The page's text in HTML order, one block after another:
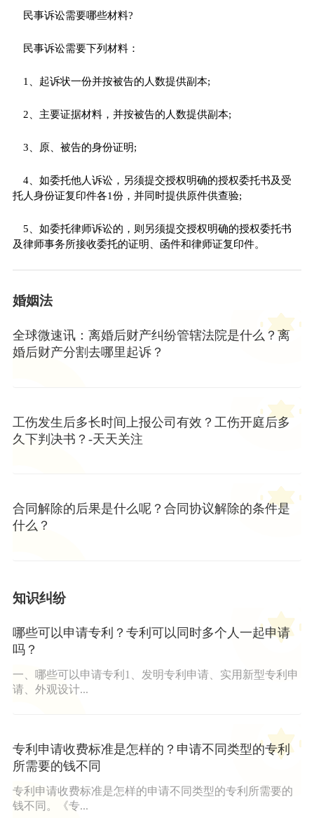
民事诉讼需要哪些材料?
民事诉讼需要下列材料：
1、起诉状一份并按被告的人数提供副本;
2、主要证据材料，并按被告的人数提供副本;
3、原、被告的身份证明;
4、如委托他人诉讼，另须提交授权明确的授权委托书及受
托人身份证复印件各1份，并同时提供原件供查验;
5、如委托律师诉讼的，则另须提交授权明确的授权委托书
及律师事务所接收委托的证明、函件和律师证复印件。
婚姻法
全球微速讯：离婚后财产纠纷管辖法院是什么？离
婚后财产分割去哪里起诉？
工伤发生后多长时间上报公司有效？工伤开庭后多
久下判决书？-天天关注
合同解除的后果是什么呢？合同协议解除的条件是
什么？
知识纠纷
哪些可以申请专利？专利可以同时多个人一起申请
吗？
一、哪些可以申请专利1、发明专利申请、实用新型专利申
请、外观设计...
专利申请收费标准是怎样的？申请不同类型的专利
所需要的钱不同
专利申请收费标准是怎样的申请不同类型的专利所需要的
钱不同。《专...